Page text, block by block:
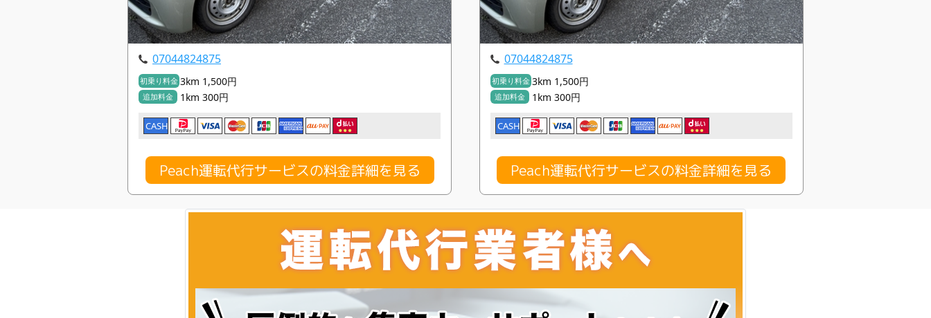
07044824875
初乗り料金 3km 1,500円
追加料金 1km 300円
CASH
Peach運転代行サービスの料金詳細を見る
07044824875
初乗り料金 3km 1,500円
追加料金 1km 300円
CASH
Peach運転代行サービスの料金詳細を見る